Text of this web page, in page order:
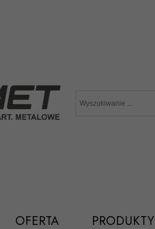
OFERTA PRODUKTY